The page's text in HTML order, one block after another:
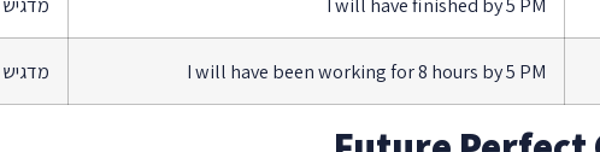
I will have been working for 8 hours by 5 PM